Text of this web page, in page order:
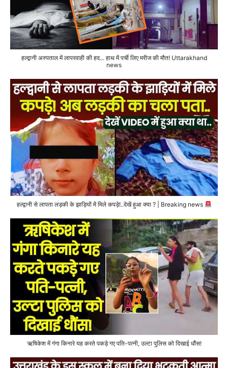
हल्द्वानी अस्पताल में लापरवाही की हद... हाथ में पर्ची लिए मरीज की मौत! Uttarakhand
news
हल्द्वानी से लापता लड़की के झाड़ियों में मिले कपड़े!..देखें हुआ क्या ? | Breaking news
ऋषिकेश में गंगा किनारे यह करते पकड़े गए पति-पत्नी, उल्टा पुलिस को दिखाई धौंस!